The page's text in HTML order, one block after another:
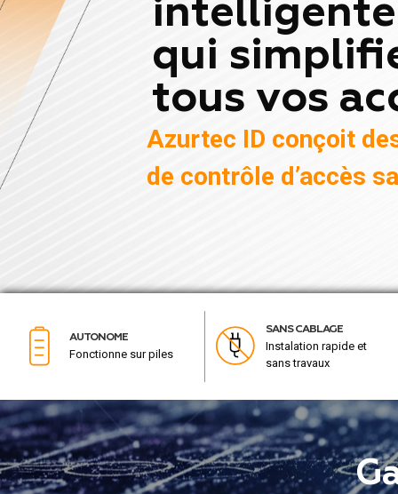
intelligente
qui
tous vos
Azurtec ID conçoit
de contrôle d’accès
AUTONOME
Fonctionne sur piles
SANS CABLAGE
Instalation rapide et
sans travaux